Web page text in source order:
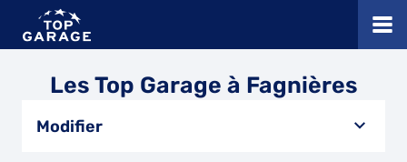
Les Top Garage à Fagnières
Modifier